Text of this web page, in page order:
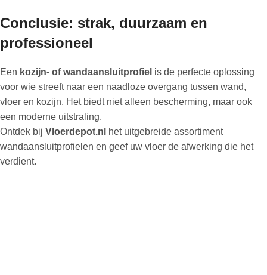
Conclusie: strak, duurzaam en
professioneel
Een kozijn- of wandaansluitprofiel is de perfecte oplossing
voor wie streeft naar een naadloze overgang tussen wand,
vloer en kozijn. Het biedt niet alleen bescherming, maar ook
een moderne uitstraling.
Ontdek bij Vloerdepot.nl
het uitgebreide assortiment
wandaansluitprofielen en geef uw vloer de afwerking die het
verdient.